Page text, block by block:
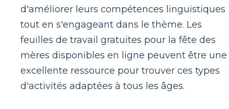
d'améliorer leurs compétences linguistiques
tout en s'engageant dans le thème. Les
feuilles de travail gratuites pour la fête des
mères disponibles en ligne peuvent être une
excellente ressource pour trouver ces types
d'activités adaptées à tous les âges.